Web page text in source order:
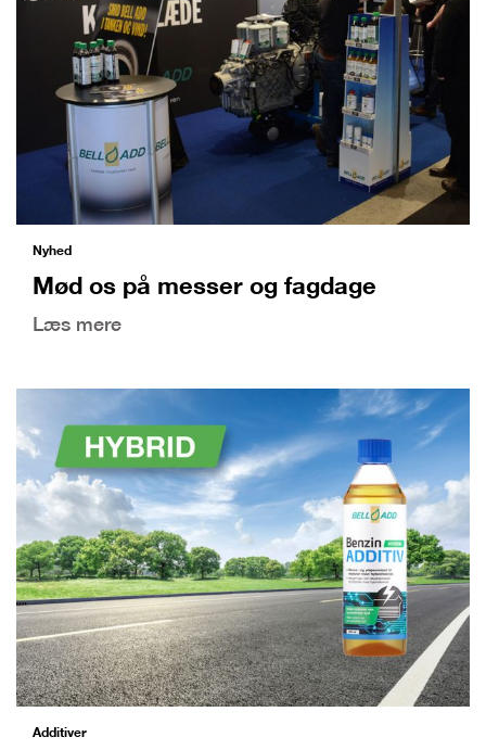
Nyhed
Mød os på messer og fagdage
Læs mere
Additiver